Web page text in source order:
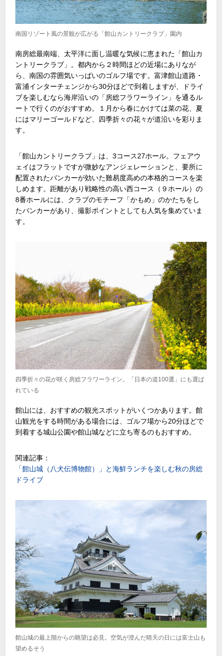
南国リゾート風の景観が広がる「館山カントリークラブ」園内
南房総最南端、太平洋に面し温暖な気候に恵まれた「館山カ
ントリークラブ」。都内から２時間ほどの近場にありなが
ら、南国の雰囲気いっぱいのゴルフ場です。富津館山道路・
富浦インターチェンジから30分ほどで到着しますが、ドライ
ブを楽しむなら海岸沿いの「房総フラワーライン」を通るル
ートで行くのがおすすめ。１月から春にかけては菜の花、夏
にはマリーゴールドなど、四季折々の花々が道沿いを彩りま
す。
「館山カントリークラブ」は、3コース27ホール。フェアウ
ェイはフラットですが微妙なアンジェレーションと、要所に
配置されたバンカーが効いた難易度高めの本格的コースを楽
しめます。距離があり戦略性の高い西コース（９ホール）の
8番ホールには、クラブのモチーフ「かもめ」のかたちをし
たバンカーがあり、撮影ポイントとしても人気を集めていま
す。
四季折々の花が咲く房総フラワーライン。「日本の道100選」にも選ば
れている
館山には、おすすめの観光スポットがいくつかあります。館
山観光をする時間がある場合には、ゴルフ場から20分ほどで
到着する城山公園や館山城などに立ち寄るのもおすすめ。
関連記事：
「館山城（八犬伝博物館）」と海鮮ランチを楽しむ秋の房総
ドライブ
館山城の最上階からの眺望は必見。空気が澄んだ晴天の日には富士山も
望めるそう